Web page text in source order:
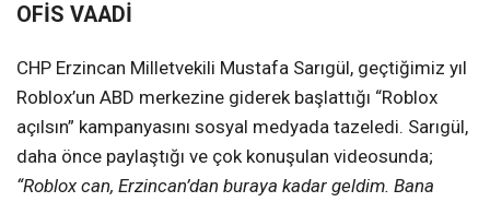
OFİS VAADİ
CHP Erzincan Milletvekili Mustafa Sarıgül, geçtiğimiz yıl
Roblox’un ABD merkezine giderek başlattığı “Roblox
açılsın” kampanyasını sosyal medyada tazeledi. Sarıgül,
daha önce paylaştığı ve çok konuşulan videosunda;
“Roblox can, Erzincan’dan buraya kadar geldim. Bana